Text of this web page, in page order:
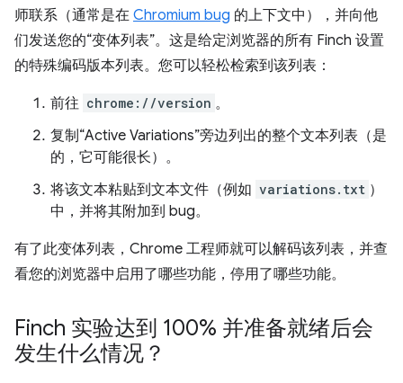
师联系（通常是在 Chromium bug 的上下文中），并向他
们发送您的“变体列表”。这是给定浏览器的所有 Finch 设置
的特殊编码版本列表。您可以轻松检索到该列表：
前往 chrome://version 。
复制“Active Variations”旁边列出的整个文本列表（是
的，它可能很长）。
将该文本粘贴到文本文件（例如 variations.txt ）
中，并将其附加到 bug。
有了此变体列表，Chrome 工程师就可以解码该列表，并查
看您的浏览器中启用了哪些功能，停用了哪些功能。
Finch 实验达到 100% 并准备就绪后会
发生什么情况？